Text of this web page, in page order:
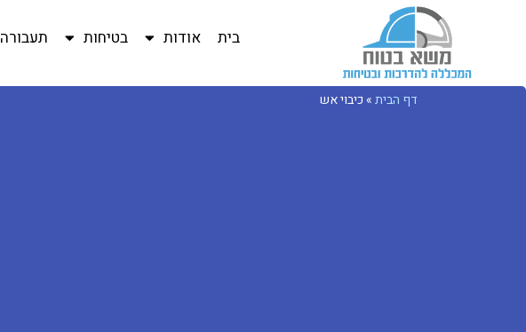
בית אודות בטיחות תעבורה
דף הבית» כיבוי אש